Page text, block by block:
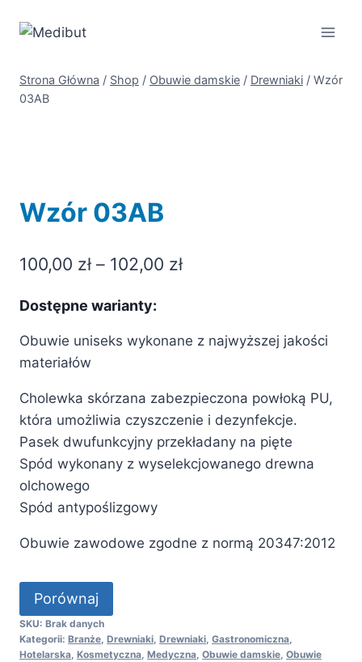
Strona Główna / Shop / Obuwie damskie / Drewniaki / Wzór
03AB
Wzór 03AB
100,00 zł – 102,00 złZakres
100,00 zł
102,00 zł
Dostępne warianty:
Obuwie uniseks wykonane z najwyższej jakości
materiałów
Cholewka skórzana zabezpieczona powłoką PU,
która umożliwia czyszczenie i dezynfekcje.
Pasek dwufunkcyjny przekładany na pięte
Spód wykonany z wyselekcjowanego drewna
olchowego
Spód antypoślizgowy
Obuwie zawodowe zgodne z normą 20347:2012
Porównaj
SKU: Brak danych
Kategorii: Branże, Drewniaki, Drewniaki, Gastronomiczna,
Hotelarska, Kosmetyczna, Medyczna, Obuwie damskie, Obuwie